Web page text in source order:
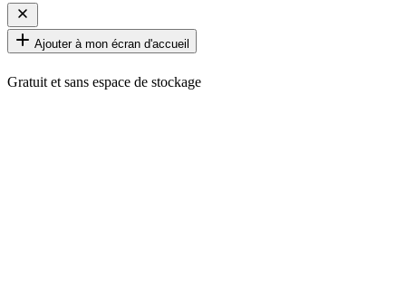
Ajouter à mon écran d'accueil
Gratuit et sans espace de stockage